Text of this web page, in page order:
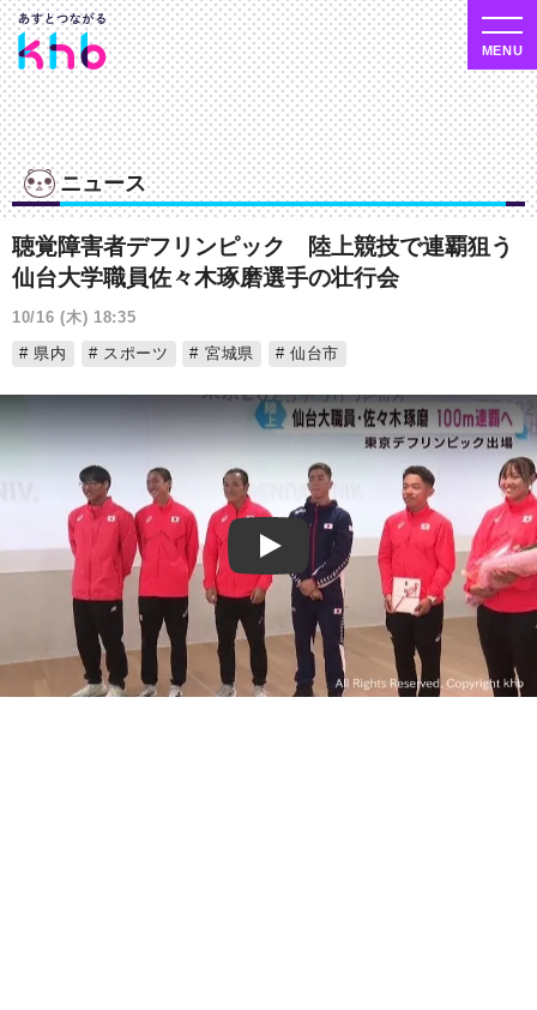
ニュース
聴覚障害者デフリンピック 陸上競技で連覇狙う
仙台大学職員佐々木琢磨選手の壮行会
10/16 (木) 18:35
県内
スポーツ 宮城県 仙台市
Play